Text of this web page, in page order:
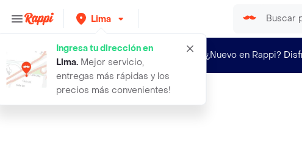
Lima
Ingresa tu dirección en
Lima. Mejor servicio,
entregas más rápidas y los
precios más convenientes!
¿Nuevo en Rappi?
pack de 2 encendedores